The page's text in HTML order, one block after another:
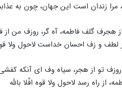
زندان‌ است‌ این‌ جهان‌، چون‌ به‌
هجرف گلف فاطمه‌، آه‌ گر، روزف من‌ از
لطف‌ و زف احسان‌ خداست‌ لاحول‌ ولا قوه‌
تو از هجر، سیاه‌ وف ای‌ آنکه‌
از راه‌ رسد لاحول‌ ولا قوه‌ افّلا بالله